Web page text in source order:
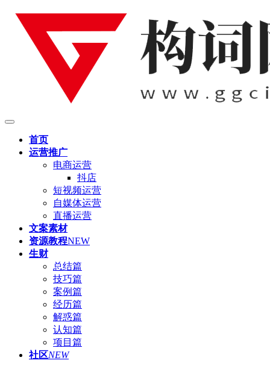
首页
运营推广
电商运营
抖店
短视频运营
自媒体运营
直播运营
文案素材
资源教程NEW
生财
总结篇
技巧篇
案例篇
经历篇
解惑篇
认知篇
项目篇
社区NEW